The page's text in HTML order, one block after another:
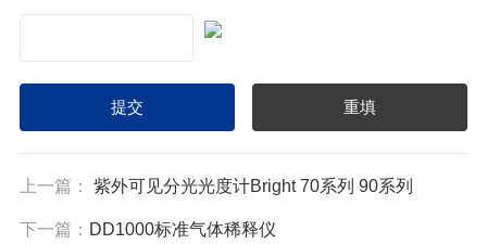
上一篇： 紫外可见分光光度计Bright 70系列 90系列
下一篇： DD1000标准气体稀释仪